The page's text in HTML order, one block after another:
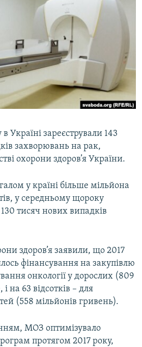
Україні зареєстрували 143
захворювань на рак,
охорони здоров’я України.
у країні більше мільйона
у середньому щороку
тисяч нових випадків
здоров’я заявили, що 2017
фінансування на закупівлю
онкології у дорослих (809
на 63 відсотків – для
(558 мільйонів гривень).
МОЗ оптимізувало
протягом 2017 року,